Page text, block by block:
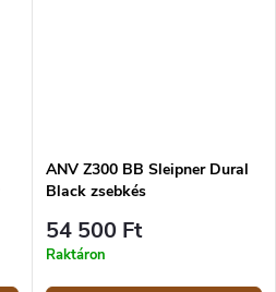
ANV Z300 BB Sleipner Dural
Black zsebkés
54 500 Ft
Raktáron